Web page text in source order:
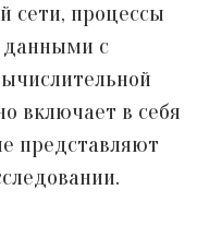
сети, процессы
данными с
включает в себя
представляют